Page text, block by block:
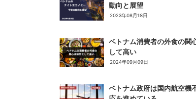
動向と展望
2023年08月18日
ベトナム消費者の外食の関
して高い
2024年09月09日
ベトナム政府は国内航空機